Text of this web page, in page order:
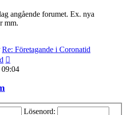
inlägget
angående forumet. Ex. nya
mm.
Re: Företagande i Coronatid
till
09:04
Lösenord: